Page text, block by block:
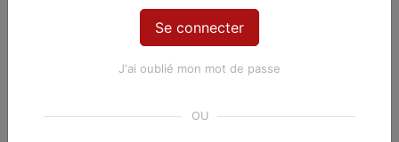
J'ai oublié mon mot de passe